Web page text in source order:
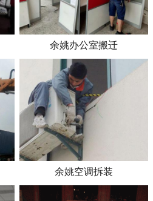
余姚办公室搬迁
余姚空调拆装